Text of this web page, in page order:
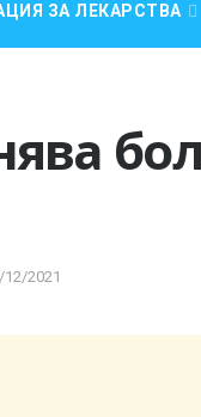
ЗА ЛЕКАРСТВА
12/2021